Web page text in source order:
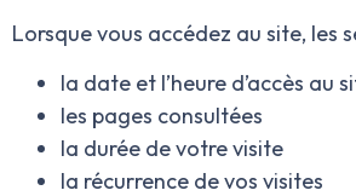
Lorsque vous accédez au site, les
la date et l’heure d’accès au
les pages consultées
la durée de votre visite
la récurrence de vos visites